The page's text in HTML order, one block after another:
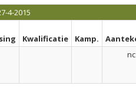
4-2015
Kwalificatie Kamp.
nc